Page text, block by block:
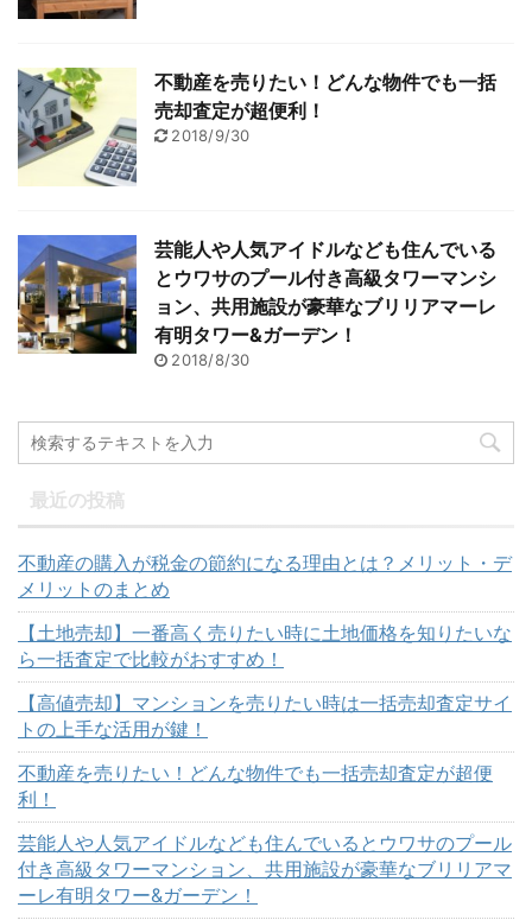
不動産を売りたい！どんな物件でも一括
売却査定が超便利！
2018/9/30
芸能人や人気アイドルなども住んでいる
とウワサのプール付き高級タワーマンシ
ョン、共用施設が豪華なブリリアマーレ
有明タワー&ガーデン！
2018/8/30
最近の投稿
不動産の購入が税金の節約になる理由とは？メリット・デ
メリットのまとめ
【土地売却】一番高く売りたい時に土地価格を知りたいな
ら一括査定で比較がおすすめ！
【高値売却】マンションを売りたい時は一括売却査定サイ
トの上手な活用が鍵！
不動産を売りたい！どんな物件でも一括売却査定が超便
利！
芸能人や人気アイドルなども住んでいるとウワサのプール
付き高級タワーマンション、共用施設が豪華なブリリアマ
ーレ有明タワー&ガーデン！